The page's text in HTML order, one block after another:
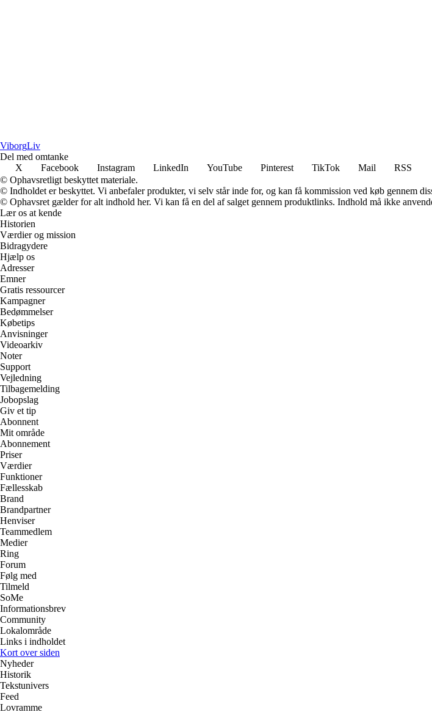
ViborgLiv
Del med omtanke
X
Facebook Instagram LinkedIn YouTube Pinterest TikTok Mail
RSS
© Ophavsretligt beskyttet materiale.
© Indholdet er beskyttet. Vi anbefaler produkter, vi selv står inde for, og kan få kommission ved køb gennem
© Ophavsret gælder for alt indhold her. Vi kan få en del af salget gennem produktlinks. Indhold må ikke
Lær os at kende
Historien
Værdier og mission
Bidragydere
Hjælp os
Adresser
Emner
Gratis ressourcer
Kampagner
Bedømmelser
Købetips
Anvisninger
Videoarkiv
Noter
Support
Vejledning
Tilbagemelding
Jobopslag
Giv et tip
Abonnent
Mit område
Abonnement
Priser
Værdier
Funktioner
Fællesskab
Brand
Brandpartner
Henviser
Teammedlem
Medier
Ring
Forum
Følg med
Tilmeld
SoMe
Informationsbrev
Community
Lokalområde
Links i indholdet
Kort over siden
Nyheder
Historik
Tekstunivers
Feed
Lovramme